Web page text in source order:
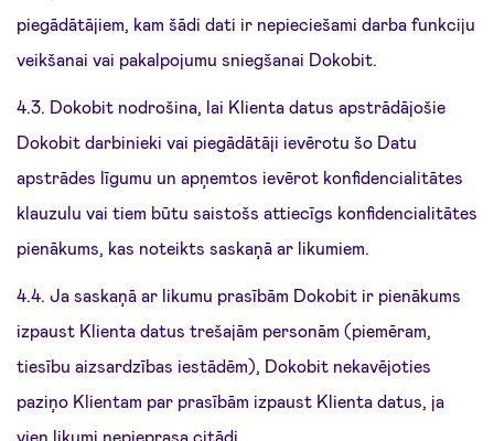
piegādātājiem, kam šādi dati ir nepieciešami darba funkciju
veikšanai vai pakalpojumu sniegšanai Dokobit.
4.3. Dokobit nodrošina, lai Klienta datus apstrādājošie
Dokobit darbinieki vai piegādātāji ievērotu šo Datu
apstrādes līgumu un apņemtos ievērot konfidencialitātes
klauzulu vai tiem būtu saistošs attiecīgs konfidencialitātes
pienākums, kas noteikts saskaņā ar likumiem.
4.4. Ja saskaņā ar likumu prasībām Dokobit ir pienākums
izpaust Klienta datus trešajām personām (piemēram,
tiesību aizsardzības iestādēm), Dokobit nekavējoties
paziņo Klientam par prasībām izpaust Klienta datus, ja
vien likumi nepieprasa citādi.